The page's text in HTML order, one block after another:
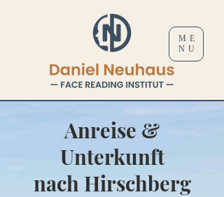
ME
NU
Anreise &
Unterkunft
nach Hirschberg